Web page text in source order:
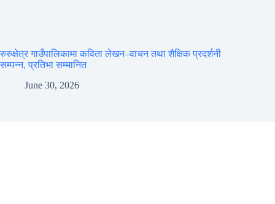
रुरुक्षेत्र गाउँपालिकामा कविता लेखन–वाचन तथा शैक्षिक प्रदर्शनी
सम्पन्न, प्रतिभा सम्मानित
June 30, 2026